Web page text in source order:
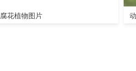
花植物图片